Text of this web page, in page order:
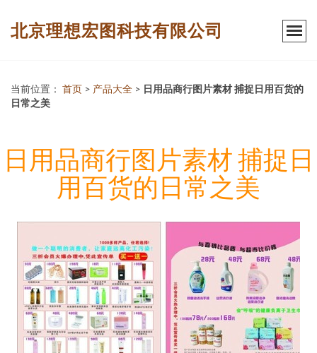
北京理想宏图科技有限公司
当前位置： 首页 > 产品大全 > 日用品商行图片素材 捕捉日用百货的
日常之美
日用品商行图片素材 捕捉日
用百货的日常之美